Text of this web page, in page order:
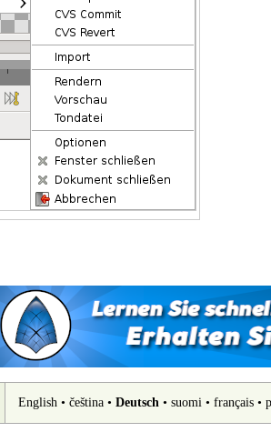
English• čeština• Deutsch• suomi• français•